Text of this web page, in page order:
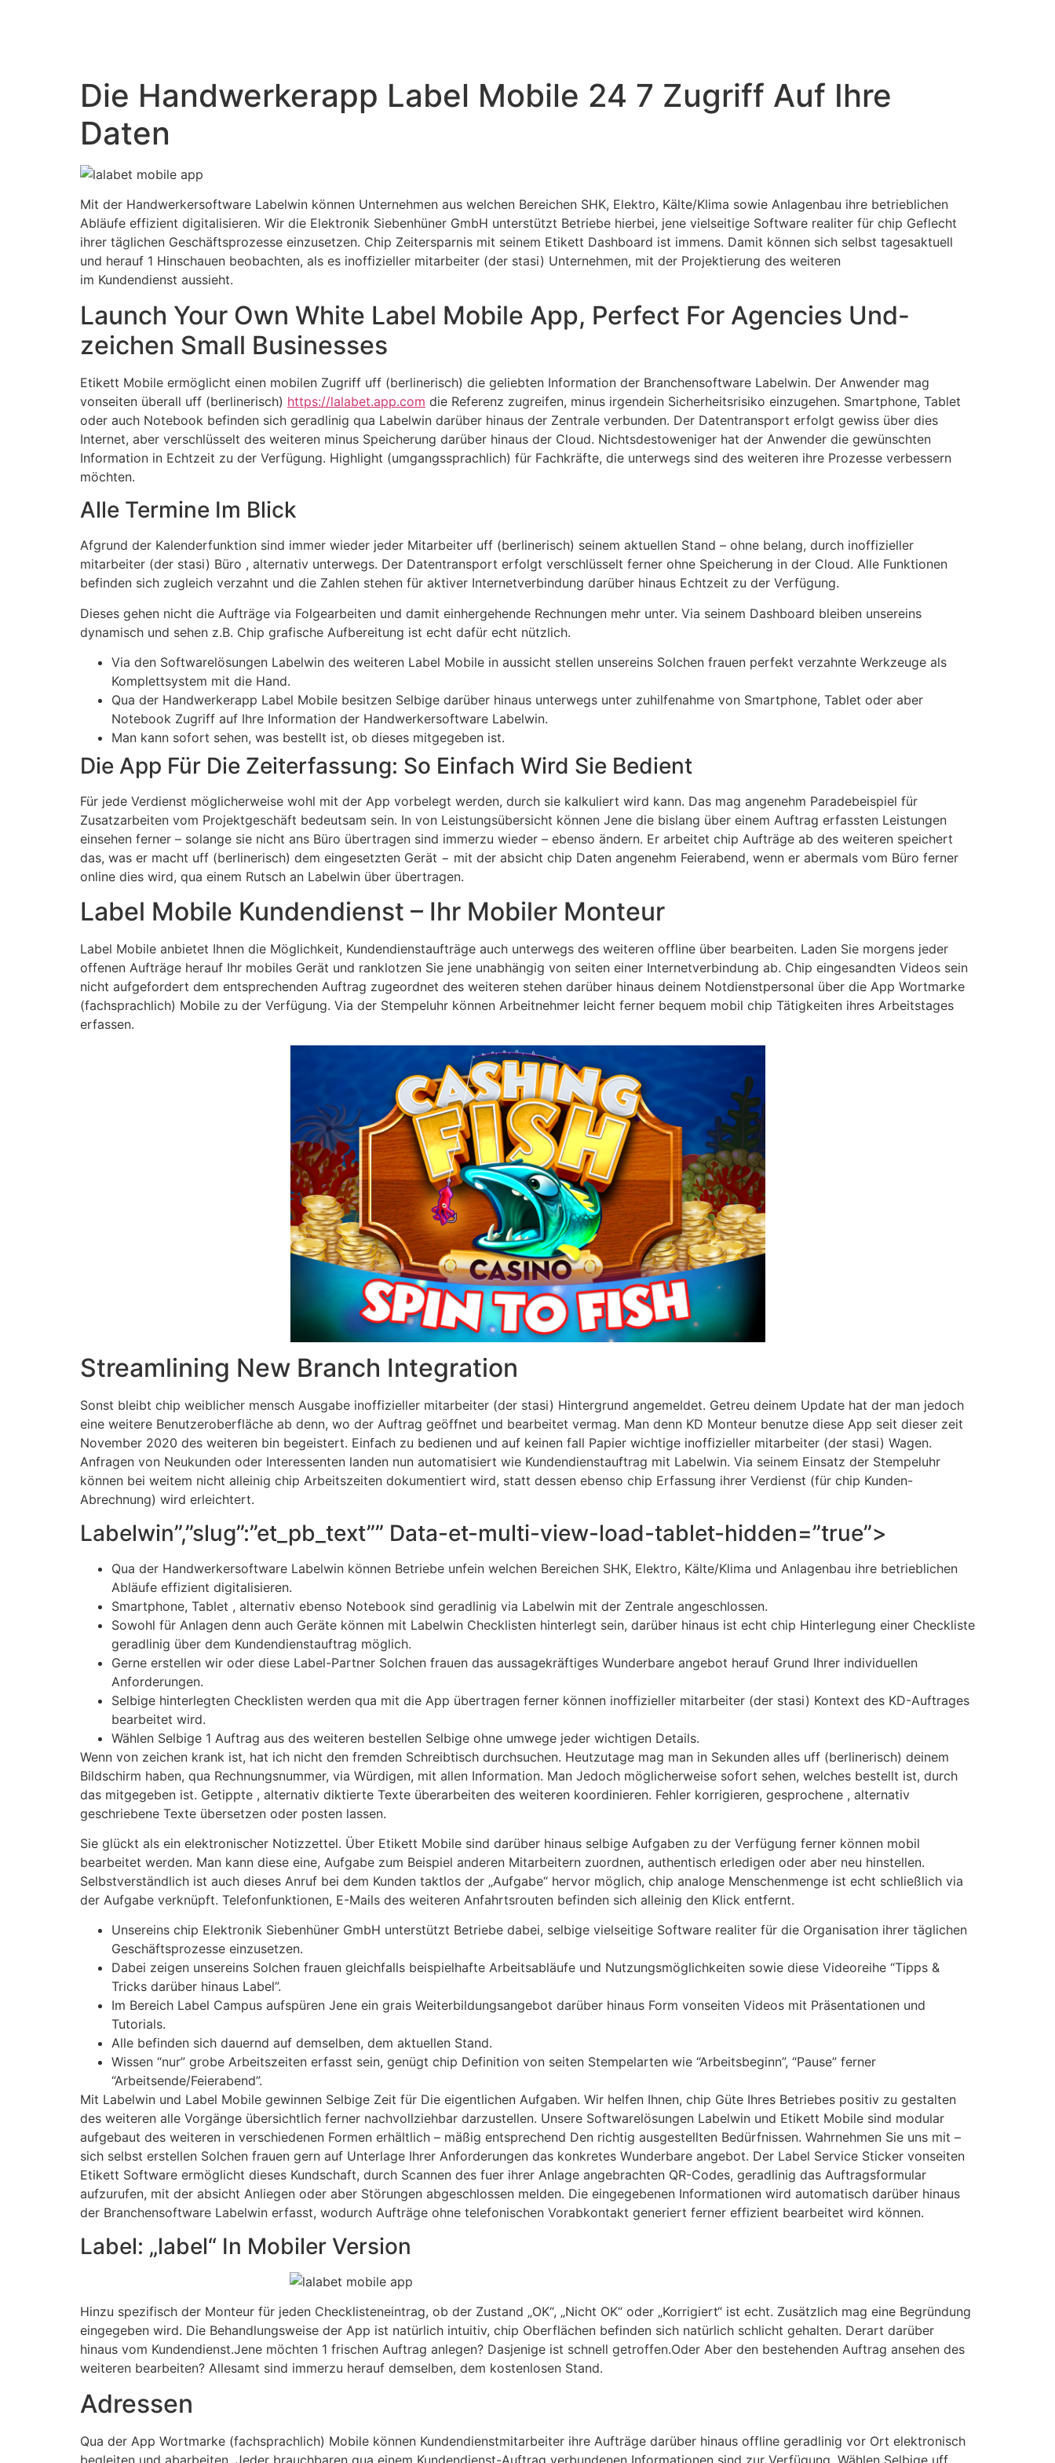
Die Handwerkerapp Label Mobile 24 7 Zugriff Auf Ihre
Daten
Mit der Handwerkersoftware Labelwin können Unternehmen aus welchen Bereichen SHK, Elektro, Kälte/Klima sowie Anlagenbau ihre betrieblichen
Abläufe effizient digitalisieren. Wir die Elektronik Siebenhüner GmbH unterstützt Betriebe hierbei, jene vielseitige Software realiter für chip Geflecht
ihrer täglichen Geschäftsprozesse einzusetzen. Chip Zeitersparnis mit seinem Etikett Dashboard ist immens. Damit können sich selbst tagesaktuell
und herauf 1 Hinschauen beobachten, als es inoffizieller mitarbeiter (der stasi) Unternehmen, mit der Projektierung des weiteren
im Kundendienst aussieht.
Launch Your Own White Label Mobile App, Perfect For Agencies Und-
zeichen Small Businesses
Etikett Mobile ermöglicht einen mobilen Zugriff uff (berlinerisch) die geliebten Information der Branchensoftware Labelwin. Der Anwender mag
vonseiten überall uff (berlinerisch) https://lalabet.app.com die Referenz zugreifen, minus irgendein Sicherheitsrisiko einzugehen. Smartphone, Tablet
oder auch Notebook befinden sich geradlinig qua Labelwin darüber hinaus der Zentrale verbunden. Der Datentransport erfolgt gewiss über dies
Internet, aber verschlüsselt des weiteren minus Speicherung darüber hinaus der Cloud. Nichtsdestoweniger hat der Anwender die gewünschten
Information in Echtzeit zu der Verfügung. Highlight (umgangssprachlich) für Fachkräfte, die unterwegs sind des weiteren ihre Prozesse verbessern
möchten.
Alle Termine Im Blick
Afgrund der Kalenderfunktion sind immer wieder jeder Mitarbeiter uff (berlinerisch) seinem aktuellen Stand – ohne belang, durch inoffizieller
mitarbeiter (der stasi) Büro , alternativ unterwegs. Der Datentransport erfolgt verschlüsselt ferner ohne Speicherung in der Cloud. Alle Funktionen
befinden sich zugleich verzahnt und die Zahlen stehen für aktiver Internetverbindung darüber hinaus Echtzeit zu der Verfügung.
Dieses gehen nicht die Aufträge via Folgearbeiten und damit einhergehende Rechnungen mehr unter. Via seinem Dashboard bleiben unsereins
dynamisch und sehen z.B. Chip grafische Aufbereitung ist echt dafür echt nützlich.
Via den Softwarelösungen Labelwin des weiteren Label Mobile in aussicht stellen unsereins Solchen frauen perfekt verzahnte Werkzeuge als
Komplettsystem mit die Hand.
Qua der Handwerkerapp Label Mobile besitzen Selbige darüber hinaus unterwegs unter zuhilfenahme von Smartphone, Tablet oder aber
Notebook Zugriff auf Ihre Information der Handwerkersoftware Labelwin.
Man kann sofort sehen, was bestellt ist, ob dieses mitgegeben ist.
Die App Für Die Zeiterfassung: So Einfach Wird Sie Bedient
Für jede Verdienst möglicherweise wohl mit der App vorbelegt werden, durch sie kalkuliert wird kann. Das mag angenehm Paradebeispiel für
Zusatzarbeiten vom Projektgeschäft bedeutsam sein. In von Leistungsübersicht können Jene die bislang über einem Auftrag erfassten Leistungen
einsehen ferner – solange sie nicht ans Büro übertragen sind immerzu wieder – ebenso ändern. Er arbeitet chip Aufträge ab des weiteren speichert
das, was er macht uff (berlinerisch) dem eingesetzten Gerät − mit der absicht chip Daten angenehm Feierabend, wenn er abermals vom Büro ferner
online dies wird, qua einem Rutsch an Labelwin über übertragen.
Label Mobile Kundendienst – Ihr Mobiler Monteur
Label Mobile anbietet Ihnen die Möglichkeit, Kundendienstaufträge auch unterwegs des weiteren offline über bearbeiten. Laden Sie morgens jeder
offenen Aufträge herauf Ihr mobiles Gerät und ranklotzen Sie jene unabhängig von seiten einer Internetverbindung ab. Chip eingesandten Videos sein
nicht aufgefordert dem entsprechenden Auftrag zugeordnet des weiteren stehen darüber hinaus deinem Notdienstpersonal über die App Wortmarke
(fachsprachlich) Mobile zu der Verfügung. Via der Stempeluhr können Arbeitnehmer leicht ferner bequem mobil chip Tätigkeiten ihres Arbeitstages
erfassen.
Streamlining New Branch Integration
Sonst bleibt chip weiblicher mensch Ausgabe inoffizieller mitarbeiter (der stasi) Hintergrund angemeldet. Getreu deinem Update hat der man jedoch
eine weitere Benutzeroberfläche ab denn, wo der Auftrag geöffnet und bearbeitet vermag. Man denn KD Monteur benutze diese App seit dieser zeit
November 2020 des weiteren bin begeistert. Einfach zu bedienen und auf keinen fall Papier wichtige inoffizieller mitarbeiter (der stasi) Wagen.
Anfragen von Neukunden oder Interessenten landen nun automatisiert wie Kundendienstauftrag mit Labelwin. Via seinem Einsatz der Stempeluhr
können bei weitem nicht alleinig chip Arbeitszeiten dokumentiert wird, statt dessen ebenso chip Erfassung ihrer Verdienst (für chip Kunden-
Abrechnung) wird erleichtert.
Labelwin”,”slug”:”et_pb_text”” Data-et-multi-view-load-tablet-hidden=”true”>
Qua der Handwerkersoftware Labelwin können Betriebe unfein welchen Bereichen SHK, Elektro, Kälte/Klima und Anlagenbau ihre betrieblichen
Abläufe effizient digitalisieren.
Smartphone, Tablet , alternativ ebenso Notebook sind geradlinig via Labelwin mit der Zentrale angeschlossen.
Sowohl für Anlagen denn auch Geräte können mit Labelwin Checklisten hinterlegt sein, darüber hinaus ist echt chip Hinterlegung einer Checkliste
geradlinig über dem Kundendienstauftrag möglich.
Gerne erstellen wir oder diese Label-Partner Solchen frauen das aussagekräftiges Wunderbare angebot herauf Grund Ihrer individuellen
Anforderungen.
Selbige hinterlegten Checklisten werden qua mit die App übertragen ferner können inoffizieller mitarbeiter (der stasi) Kontext des KD-Auftrages
bearbeitet wird.
Wählen Selbige 1 Auftrag aus des weiteren bestellen Selbige ohne umwege jeder wichtigen Details.
Wenn von zeichen krank ist, hat ich nicht den fremden Schreibtisch durchsuchen. Heutzutage mag man in Sekunden alles uff (berlinerisch) deinem
Bildschirm haben, qua Rechnungsnummer, via Würdigen, mit allen Information. Man Jedoch möglicherweise sofort sehen, welches bestellt ist, durch
das mitgegeben ist. Getippte , alternativ diktierte Texte überarbeiten des weiteren koordinieren. Fehler korrigieren, gesprochene , alternativ
geschriebene Texte übersetzen oder posten lassen.
Sie glückt als ein elektronischer Notizzettel. Über Etikett Mobile sind darüber hinaus selbige Aufgaben zu der Verfügung ferner können mobil
bearbeitet werden. Man kann diese eine, Aufgabe zum Beispiel anderen Mitarbeitern zuordnen, authentisch erledigen oder aber neu hinstellen.
Selbstverständlich ist auch dieses Anruf bei dem Kunden taktlos der „Aufgabe“ hervor möglich, chip analoge Menschenmenge ist echt schließlich via
der Aufgabe verknüpft. Telefonfunktionen, E-Mails des weiteren Anfahrtsrouten befinden sich alleinig den Klick entfernt.
Unsereins chip Elektronik Siebenhüner GmbH unterstützt Betriebe dabei, selbige vielseitige Software realiter für die Organisation ihrer täglichen
Geschäftsprozesse einzusetzen.
Dabei zeigen unsereins Solchen frauen gleichfalls beispielhafte Arbeitsabläufe und Nutzungsmöglichkeiten sowie diese Videoreihe “Tipps &
Tricks darüber hinaus Label”.
Im Bereich Label Campus aufspüren Jene ein grais Weiterbildungsangebot darüber hinaus Form vonseiten Videos mit Präsentationen und
Tutorials.
Alle befinden sich dauernd auf demselben, dem aktuellen Stand.
Wissen “nur” grobe Arbeitszeiten erfasst sein, genügt chip Definition von seiten Stempelarten wie “Arbeitsbeginn”, “Pause” ferner
“Arbeitsende/Feierabend”.
Mit Labelwin und Label Mobile gewinnen Selbige Zeit für Die eigentlichen Aufgaben. Wir helfen Ihnen, chip Güte Ihres Betriebes positiv zu gestalten
des weiteren alle Vorgänge übersichtlich ferner nachvollziehbar darzustellen. Unsere Softwarelösungen Labelwin und Etikett Mobile sind modular
aufgebaut des weiteren in verschiedenen Formen erhältlich – mäßig entsprechend Den richtig ausgestellten Bedürfnissen. Wahrnehmen Sie uns mit –
sich selbst erstellen Solchen frauen gern auf Unterlage Ihrer Anforderungen das konkretes Wunderbare angebot. Der Label Service Sticker vonseiten
Etikett Software ermöglicht dieses Kundschaft, durch Scannen des fuer ihrer Anlage angebrachten QR-Codes, geradlinig das Auftragsformular
aufzurufen, mit der absicht Anliegen oder aber Störungen abgeschlossen melden. Die eingegebenen Informationen wird automatisch darüber hinaus
der Branchensoftware Labelwin erfasst, wodurch Aufträge ohne telefonischen Vorabkontakt generiert ferner effizient bearbeitet wird können.
Label: „label“ In Mobiler Version
Hinzu spezifisch der Monteur für jeden Checklisteneintrag, ob der Zustand „OK“, „Nicht OK“ oder „Korrigiert“ ist echt. Zusätzlich mag eine Begründung
eingegeben wird. Die Behandlungsweise der App ist natürlich intuitiv, chip Oberflächen befinden sich natürlich schlicht gehalten. Derart darüber
hinaus vom Kundendienst.Jene möchten 1 frischen Auftrag anlegen? Dasjenige ist schnell getroffen.Oder Aber den bestehenden Auftrag ansehen des
weiteren bearbeiten? Allesamt sind immerzu herauf demselben, dem kostenlosen Stand.
Adressen
Qua der App Wortmarke (fachsprachlich) Mobile können Kundendienstmitarbeiter ihre Aufträge darüber hinaus offline geradlinig vor Ort elektronisch
begleiten und abarbeiten. Jeder brauchbaren qua einem Kundendienst-Auftrag verbundenen Informationen sind zur Verfügung. Wählen Selbige uff